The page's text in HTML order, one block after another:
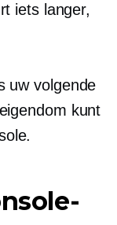
iets langer,
uw volgende
kunt